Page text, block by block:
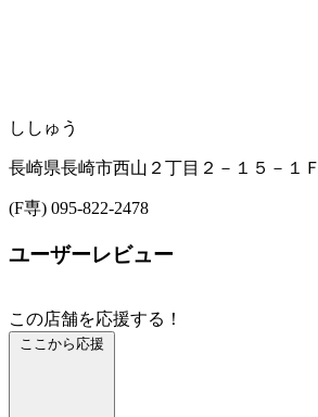
ししゅう
長崎県長崎市西山２丁目２－１５－１Ｆ
(F専) 095-822-2478
ユーザーレビュー
この店舗を応援する！
ここから応援